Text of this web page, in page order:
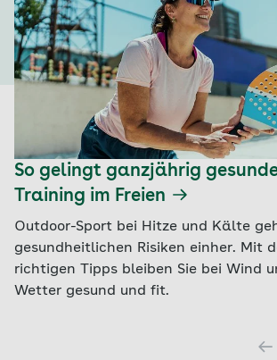
So gelingt ganzjährig
Training im Freien
Outdoor-Sport bei Hitze und Kälte
gesundheitlichen Risiken einher. Mit
richtigen Tipps bleiben Sie bei Wind
Wetter gesund und fit.